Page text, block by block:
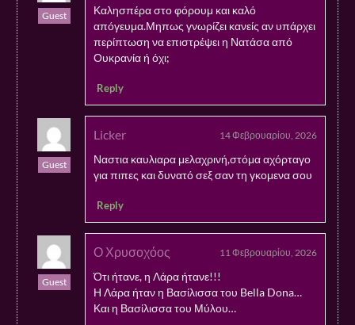
Guest
Καλησπέρα στο φόρουμ και καλό
απόγευμα.Μηπως γνωρίζει κανείς αν υπάρχει
περίπτωση να επιστρέψει η Νατάσα από
Ουκρανία ή όχι;
Reply
Guest
Licker 14 Φεβρουαρίου, 2026
Ναστια καυλιαρα μελαχρινή,στόμα αχόρταγο
για πιπες και δυνατό σεξ σαν τη γκομενα σου
Reply
Guest
Ο Χρυσοχόος 11 Φεβρουαρίου, 2026
Ότι ήτανε, η Λάρα ήτανε!!!
Η Λάρα ήταν η Βασίλισσα του Bella Dona…
Και η Βασίλισσα του Μύλου…